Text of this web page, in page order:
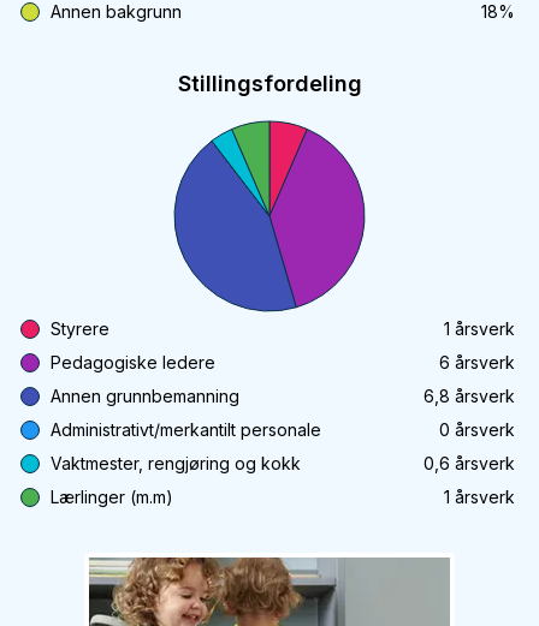
Annen bakgrunn
18%
Stillingsfordeling
Styrere 1 årsverk
Pedagogiske ledere
6 årsverk
Annen grunnbemanning
6,8 årsverk
Administrativt/merkantilt personale
0 årsverk
Vaktmester, rengjøring og kokk
0,6 årsverk
Lærlinger (m.m)
1 årsverk